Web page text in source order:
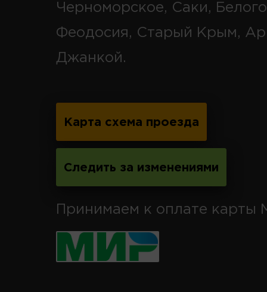
Черноморское, Саки,
Феодосия, Старый Крым,
Джанкой.
Карта схема проезда
Следить за изменениями
Принимаем к оплате карты